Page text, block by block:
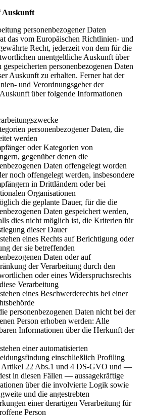
Auskunft
personenbezogener Daten
das vom Europäischen Richtlinien- und
Recht, jederzeit von dem für die
unentgeltliche Auskunft über
gespeicherten personenbezogenen Daten
Auskunft zu erhalten. Ferner hat der
und Verordnungsgeber der
über folgende Informationen
personenbezogener Daten, die
werden
oder Kategorien von
gegenüber denen die
Daten offengelegt worden
noch offengelegt werden, insbesondere
in Drittländern oder bei
Organisationen
die geplante Dauer, für die die
Daten gespeichert werden,
dies nicht möglich ist, die Kriterien für
dieser Dauer
eines Rechts auf Berichtigung oder
der sie betreffenden
Daten oder auf
der Verarbeitung durch den
oder eines Widerspruchsrechts
Verarbeitung
eines Beschwerderechts bei einer
personenbezogenen Daten nicht bei der
Person erhoben werden: Alle
Informationen über die Herkunft der
einer automatisierten
einschließlich Profiling
Artikel 22 Abs.1 und 4 DS-GVO und —
in diesen Fällen — aussagekräftige
über die involvierte Logik sowie
und die angestrebten
einer derartigen Verarbeitung für
Person